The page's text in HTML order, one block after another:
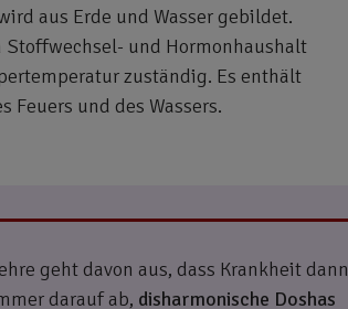
aus Erde und Wasser gebildet.
und Hormonhaushalt
zuständig. Es enthält
Feuers und des Wassers.
geht davon aus, dass Krankheit dann
darauf ab, disharmonische Doshas